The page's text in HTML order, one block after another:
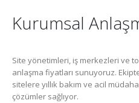
Kurumsal
Site yönetimleri, iş merkezleri ve
anlaşma fiyatları sunuyoruz.
sitelere yıllık bakım ve acil
çözümler sağlıyor.